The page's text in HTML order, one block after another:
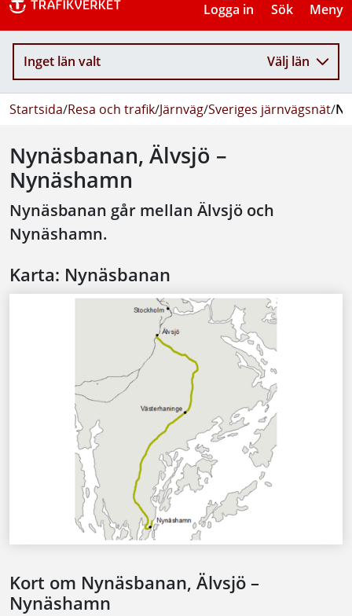
Logga in Sök Meny
Inget län valt Välj län
Startsida/Resa och trafik/Järnväg/Sveriges järnvägsnät/
Nynäsbanan, Älvsjö –
Nynäshamn
Nynäsbanan går mellan Älvsjö och
Nynäshamn.
Karta: Nynäsbanan
Kort om Nynäsbanan, Älvsjö –
Nynäshamn